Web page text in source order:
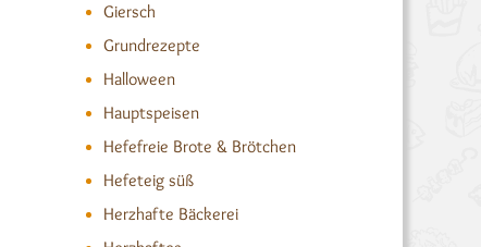
Giersch
Grundrezepte
Halloween
Hauptspeisen
Hefefreie Brote & Brötchen
Hefeteig süß
Herzhafte Bäckerei